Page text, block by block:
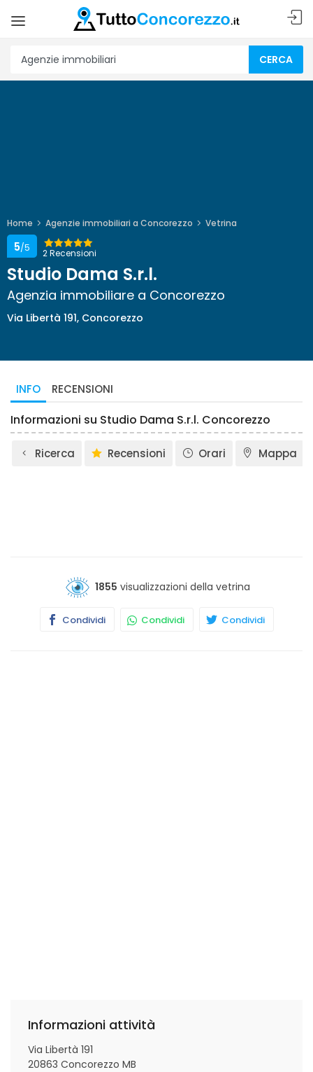
CERCA
Home Agenzie immobiliari a Concorezzo Vetrina
2 Recensioni
5/5
Studio Dama S.r.l.
Agenzia immobiliare a Concorezzo
Via Libertà 191, Concorezzo
INFO RECENSIONI
Informazioni su Studio Dama S.r.l. Concorezzo
Ricerca Recensioni Orari Mappa
1855 visualizzazioni della vetrina
Condividi Condividi Condividi
Informazioni attività
Via Libertà 191
20863 Concorezzo MB